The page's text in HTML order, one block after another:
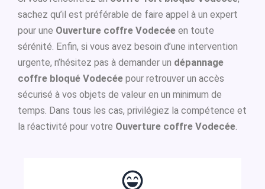
sachez qu’il est préférable de faire appel à un expert
pour une Ouverture coffre Vodecée en toute
sérénité. Enfin, si vous avez besoin d’une intervention
urgente, n’hésitez pas à demander un dépannage
coffre bloqué Vodecée pour retrouver un accès
sécurisé à vos objets de valeur en un minimum de
temps. Dans tous les cas, privilégiez la compétence et
la réactivité pour votre Ouverture coffre Vodecée.